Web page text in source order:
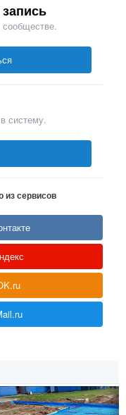
систему.
из сервисов